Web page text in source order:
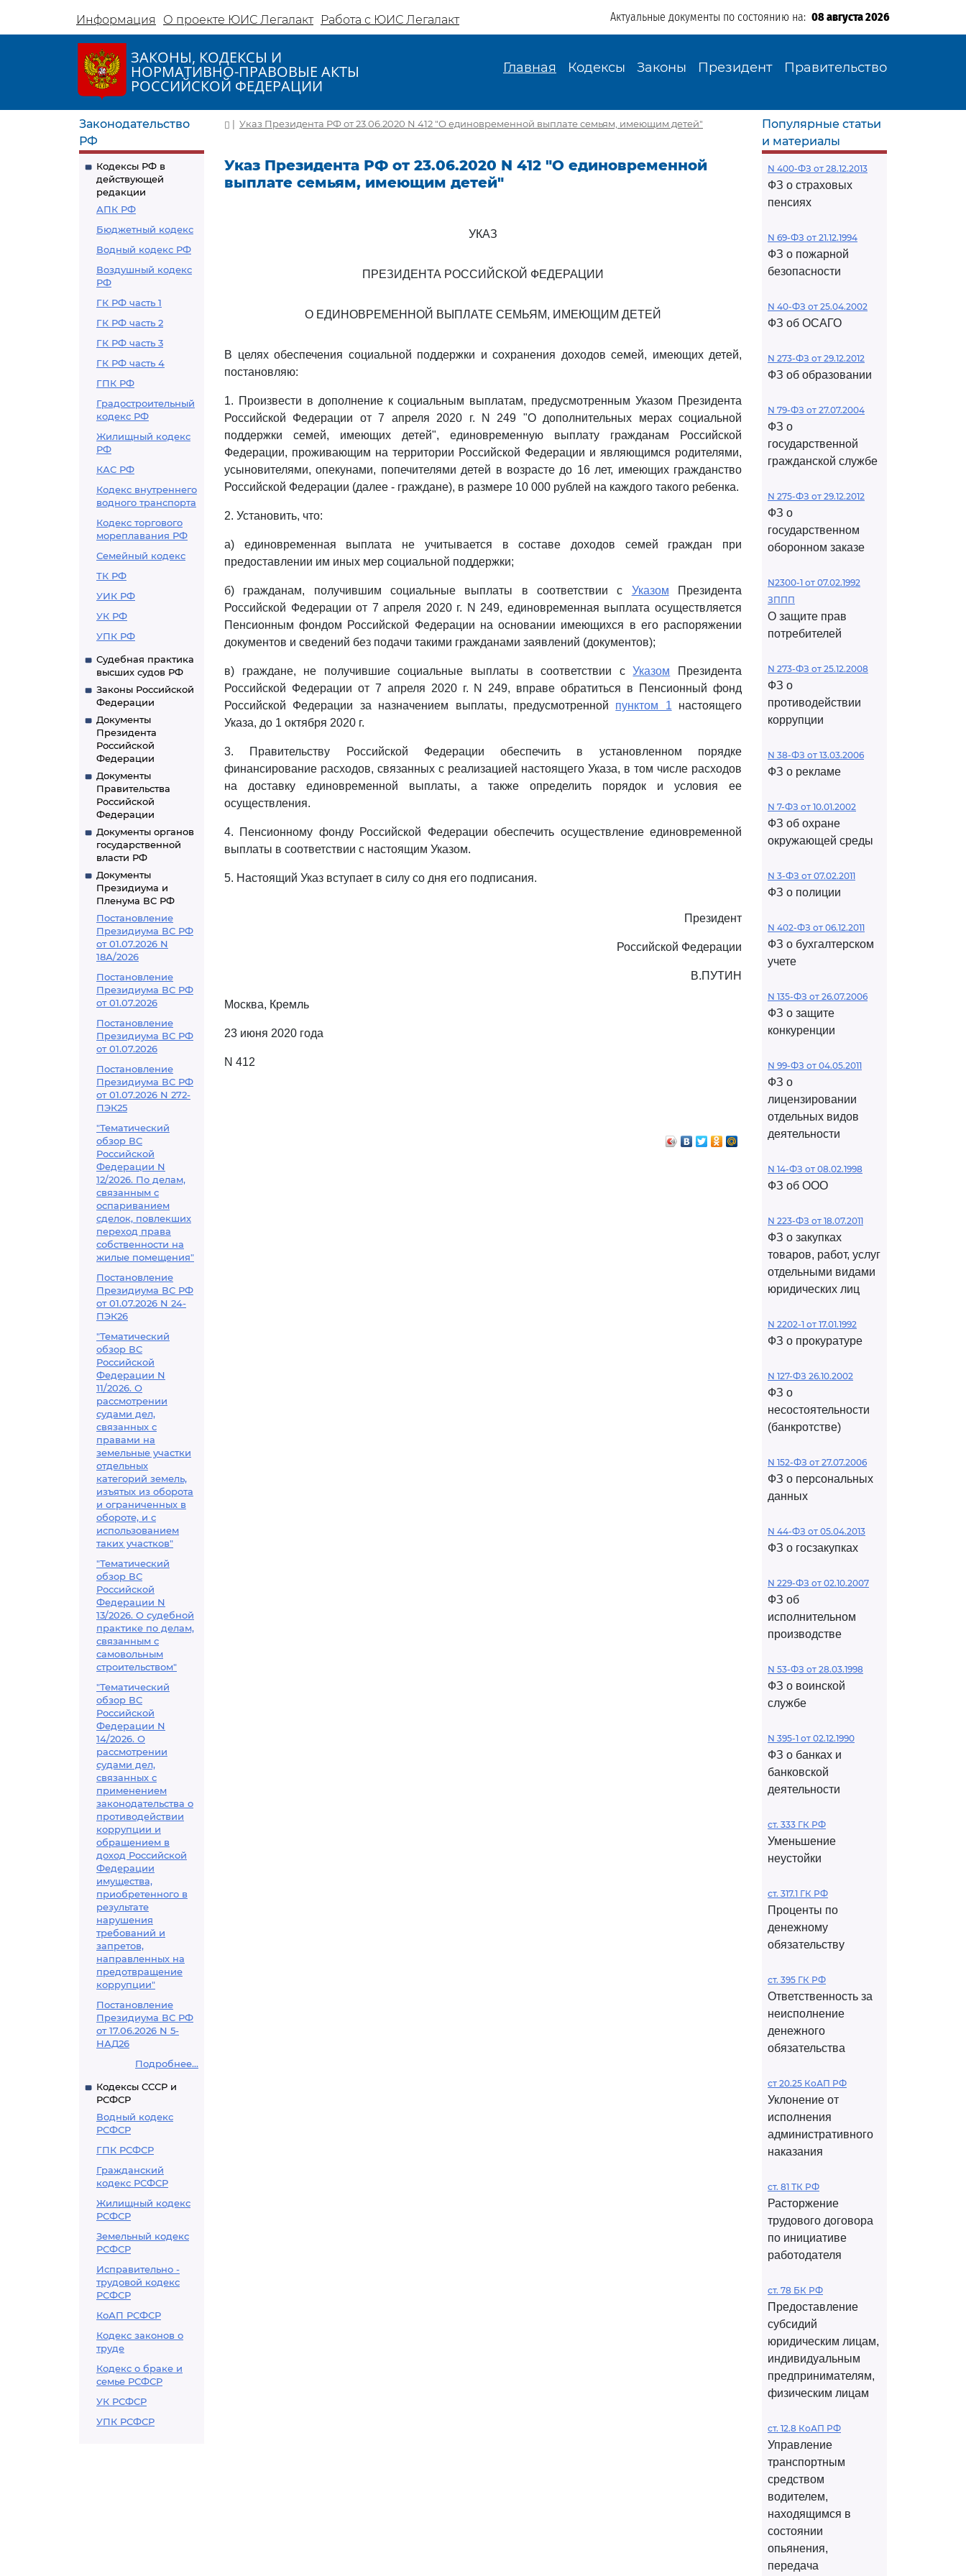
Информация О проекте ЮИС Легалакт Работа с ЮИС Легалакт Актуальные документы по состоянию на: 08 августа 2026
ЗАКОНЫ, КОДЕКСЫ И
НОРМАТИВНО-ПРАВОВЫЕ АКТЫ
РОССИЙСКОЙ ФЕДЕРАЦИИ
Главная Кодексы Законы Президент Правительство
Законодательство
РФ
Кодексы РФ в
действующей
редакции
АПК РФ
Бюджетный кодекс
Водный кодекс РФ
Воздушный кодекс
РФ
ГК РФ часть 1
ГК РФ часть 2
ГК РФ часть 3
ГК РФ часть 4
ГПК РФ
Градостроительный
кодекс РФ
Жилищный кодекс
РФ
КАС РФ
Кодекс внутреннего
водного транспорта
Кодекс торгового
мореплавания РФ
Семейный кодекс
ТК РФ
УИК РФ
УК РФ
УПК РФ
Судебная практика
высших судов РФ
Законы Российской
Федерации
Документы
Президента
Российской
Федерации
Документы
Правительства
Российской
Федерации
Документы органов
государственной
власти РФ
Документы
Президиума и
Пленума ВС РФ
Постановление
Президиума ВС РФ
от 01.07.2026 N
18А/2026
Постановление
Президиума ВС РФ
от 01.07.2026
Постановление
Президиума ВС РФ
от 01.07.2026
Постановление
Президиума ВС РФ
от 01.07.2026 N 272-
ПЭК25
"Тематический
обзор ВС
Российской
Федерации N
12/2026. По делам,
связанным с
оспариванием
сделок, повлекших
переход права
собственности на
жилые помещения"
Постановление
Президиума ВС РФ
от 01.07.2026 N 24-
ПЭК26
"Тематический
обзор ВС
Российской
Федерации N
11/2026. О
рассмотрении
судами дел,
связанных с
правами на
земельные участки
отдельных
категорий земель,
изъятых из оборота
и ограниченных в
обороте, и с
использованием
таких участков"
"Тематический
обзор ВС
Российской
Федерации N
13/2026. О судебной
практике по делам,
связанным с
самовольным
строительством"
"Тематический
обзор ВС
Российской
Федерации N
14/2026. О
рассмотрении
судами дел,
связанных с
применением
законодательства о
противодействии
коррупции и
обращением в
доход Российской
Федерации
имущества,
приобретенного в
результате
нарушения
требований и
запретов,
направленных на
предотвращение
коррупции"
Постановление
Президиума ВС РФ
от 17.06.2026 N 5-
НАД26
Подробнее...
Кодексы СССР и
РСФСР
Водный кодекс
РСФСР
ГПК РСФСР
Гражданский
кодекс РСФСР
Жилищный кодекс
РСФСР
Земельный кодекс
РСФСР
Исправительно -
трудовой кодекс
РСФСР
КоАП РСФСР
Кодекс законов о
труде
Кодекс о браке и
семье РСФСР
УК РСФСР
УПК РСФСР
| Указ Президента РФ от 23.06.2020 N 412 "О единовременной выплате семьям, имеющим детей"
Указ Президента РФ от 23.06.2020 N 412 "О единовременной
выплате семьям, имеющим детей"
УКАЗ
ПРЕЗИДЕНТА РОССИЙСКОЙ ФЕДЕРАЦИИ
О ЕДИНОВРЕМЕННОЙ ВЫПЛАТЕ СЕМЬЯМ, ИМЕЮЩИМ ДЕТЕЙ
В целях обеспечения социальной поддержки и сохранения доходов семей, имеющих детей,
постановляю:
1. Произвести в дополнение к социальным выплатам, предусмотренным Указом Президента
Российской Федерации от 7 апреля 2020 г. N 249 "О дополнительных мерах социальной
поддержки семей, имеющих детей", единовременную выплату гражданам Российской
Федерации, проживающим на территории Российской Федерации и являющимся родителями,
усыновителями, опекунами, попечителями детей в возрасте до 16 лет, имеющих гражданство
Российской Федерации (далее - граждане), в размере 10 000 рублей на каждого такого ребенка.
2. Установить, что:
а) единовременная выплата не учитывается в составе доходов семей граждан при
предоставлении им иных мер социальной поддержки;
б) гражданам, получившим социальные выплаты в соответствии с Указом Президента
Российской Федерации от 7 апреля 2020 г. N 249, единовременная выплата осуществляется
Пенсионным фондом Российской Федерации на основании имеющихся в его распоряжении
документов и сведений без подачи такими гражданами заявлений (документов);
в) граждане, не получившие социальные выплаты в соответствии сУказом Президента
Российской Федерации от 7 апреля 2020 г. N 249, вправе обратиться в Пенсионный фонд
Российской Федерации за назначением выплаты, предусмотренной пунктом 1 настоящего
Указа, до 1 октября 2020 г.
3. Правительству Российской Федерации обеспечить в установленном порядке
финансирование расходов, связанных с реализацией настоящего Указа, в том числе расходов
на доставку единовременной выплаты, а также определить порядок и условия ее
осуществления.
4. Пенсионному фонду Российской Федерации обеспечить осуществление единовременной
выплаты в соответствии с настоящим Указом.
5. Настоящий Указ вступает в силу со дня его подписания.
Президент
Российской Федерации
В.ПУТИН
Москва, Кремль
23 июня 2020 года
N 412
Популярные статьи
и материалы
N 400-ФЗ от 28.12.2013
ФЗ о страховых
пенсиях
N 69-ФЗ от 21.12.1994
ФЗ о пожарной
безопасности
N 40-ФЗ от 25.04.2002
ФЗ об ОСАГО
N 273-ФЗ от 29.12.2012
ФЗ об образовании
N 79-ФЗ от 27.07.2004
ФЗ о
государственной
гражданской службе
N 275-ФЗ от 29.12.2012
ФЗ о
государственном
оборонном заказе
N2300-1 от 07.02.1992
ЗППП
О защите прав
потребителей
N 273-ФЗ от 25.12.2008
ФЗ о
противодействии
коррупции
N 38-ФЗ от 13.03.2006
ФЗ о рекламе
N 7-ФЗ от 10.01.2002
ФЗ об охране
окружающей среды
N 3-ФЗ от 07.02.2011
ФЗ о полиции
N 402-ФЗ от 06.12.2011
ФЗ о бухгалтерском
учете
N 135-ФЗ от 26.07.2006
ФЗ о защите
конкуренции
N 99-ФЗ от 04.05.2011
ФЗ о
лицензировании
отдельных видов
деятельности
N 14-ФЗ от 08.02.1998
ФЗ об ООО
N 223-ФЗ от 18.07.2011
ФЗ о закупках
товаров, работ, услуг
отдельными видами
юридических лиц
N 2202-1 от 17.01.1992
ФЗ о прокуратуре
N 127-ФЗ 26.10.2002
ФЗ о
несостоятельности
(банкротстве)
N 152-ФЗ от 27.07.2006
ФЗ о персональных
данных
N 44-ФЗ от 05.04.2013
ФЗ о госзакупках
N 229-ФЗ от 02.10.2007
ФЗ об
исполнительном
производстве
N 53-ФЗ от 28.03.1998
ФЗ о воинской
службе
N 395-1 от 02.12.1990
ФЗ о банках и
банковской
деятельности
ст. 333 ГК РФ
Уменьшение
неустойки
ст. 317.1 ГК РФ
Проценты по
денежному
обязательству
ст. 395 ГК РФ
Ответственность за
неисполнение
денежного
обязательства
ст 20.25 КоАП РФ
Уклонение от
исполнения
административного
наказания
ст. 81 ТК РФ
Расторжение
трудового договора
по инициативе
работодателя
ст. 78 БК РФ
Предоставление
субсидий
юридическим лицам,
индивидуальным
предпринимателям,
физическим лицам
ст. 12.8 КоАП РФ
Управление
транспортным
средством
водителем,
находящимся в
состоянии
опьянения,
передача